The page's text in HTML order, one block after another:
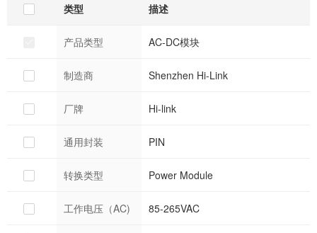
类型 描述
产品类型 AC-DC模块
制造商 Shenzhen Hi-Link
厂牌 Hi-link
通用封装 PIN
转换类型 Power Module
工作电压（AC) 85-265VAC